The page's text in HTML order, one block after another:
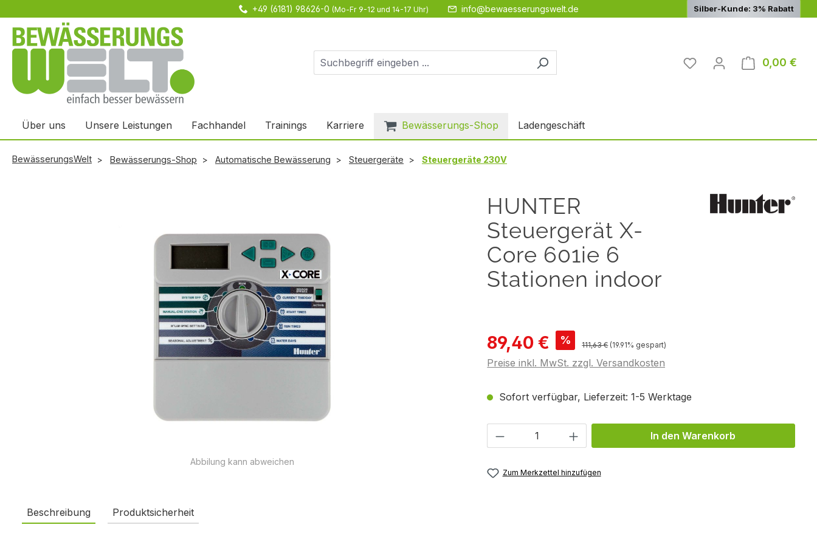
Du hast 0 Produkte auf
0,00 €
+49 (6181) 98626-0 (Mo-Fr 9-12 und 14-17 Uhr) info@bewaesserungswelt.de Silber-Kunde: 3% Rabatt
Über uns Unsere Leistungen Fachhandel Trainings Karriere Bewässerungs-Shop Ladengeschäft
BewässerungsWelt Bewässerungs-Shop Automatische Bewässerung Steuergeräte Steuergeräte 230V
Abbilung kann abweichen
HUNTER
Steuergerät X-
Core 601ie 6
Stationen indoor
89,40 € % Regulärer Preis:
111,63 € (19.91% gespart)
Preise inkl. MwSt. zzgl. Versandkosten
Sofort verfügbar, Lieferzeit: 1-5 Werktage
Produkt Anzahl: Gib den gewünschten Wert
In den Warenkorb
Zum Merkzettel hinzufügen
Beschreibung Produktsicherheit